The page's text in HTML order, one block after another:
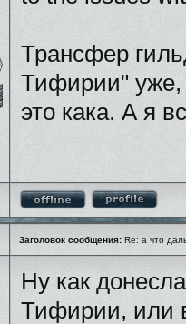
Трансфер
Тифирии" уже,
это кака. А я
Заголовок сообщения: Re: а что
Ну как
Тифирии, или